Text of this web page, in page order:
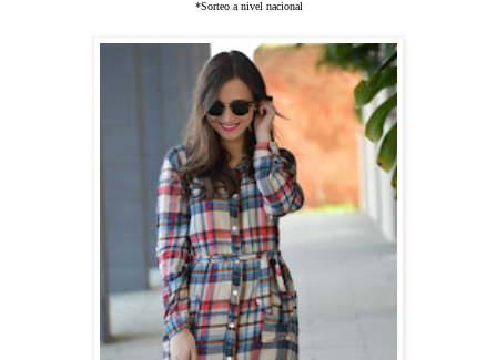
*Sorteo a nivel nacional